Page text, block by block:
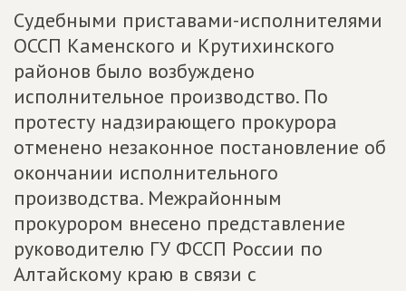
Судебными приставами-исполнителями
ОССП Каменского и Крутихинского
районов было возбуждено
исполнительное производство. По
протесту надзирающего прокурора
отменено незаконное постановление об
окончании исполнительного
производства. Межрайонным
прокурором внесено представление
руководителю ГУ ФССП России по
Алтайскому краю в связи с